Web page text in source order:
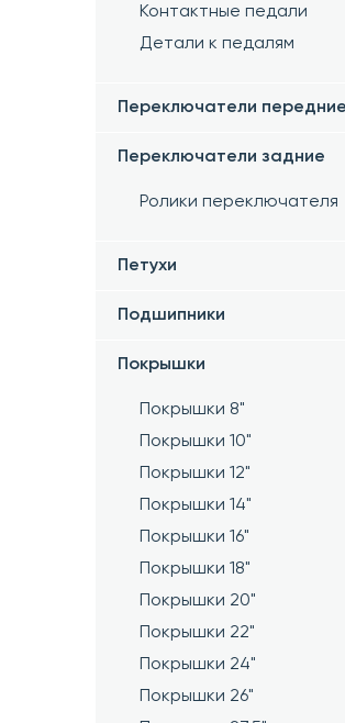
Контактные педали
Детали к педалям
Переключатели передние
Переключатели задние
Ролики переключателя
Петухи
Подшипники
Покрышки
Покрышки 8"
Покрышки 10"
Покрышки 12"
Покрышки 14"
Покрышки 16"
Покрышки 18"
Покрышки 20"
Покрышки 22"
Покрышки 24"
Покрышки 26"